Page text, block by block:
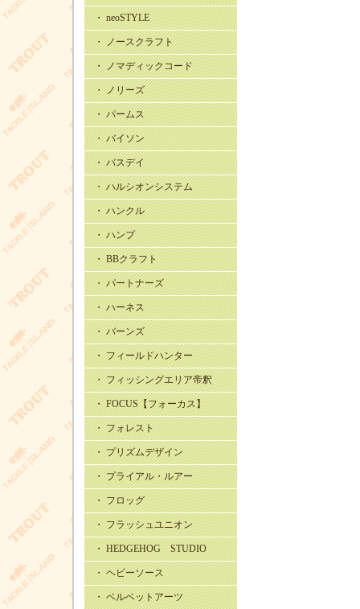
・ neoSTYLE
・ ノースクラフト
・ ノマディックコード
・ ノリーズ
・ パームス
・ バイソン
・ バスデイ
・ ハルシオンシステム
・ ハンクル
・ ハンプ
・ BBクラフト
・ パートナーズ
・ ハーネス
・ バーンズ
・ フィールドハンター
・ フィッシングエリア帝釈
・ FOCUS【フォーカス】
・ フォレスト
・ プリズムデザイン
・ プライアル・ルアー
・ フロッグ
・ フラッシュユニオン
・ HEDGEHOG STUDIO
・ ヘビーソース
・ ベルベットアーツ